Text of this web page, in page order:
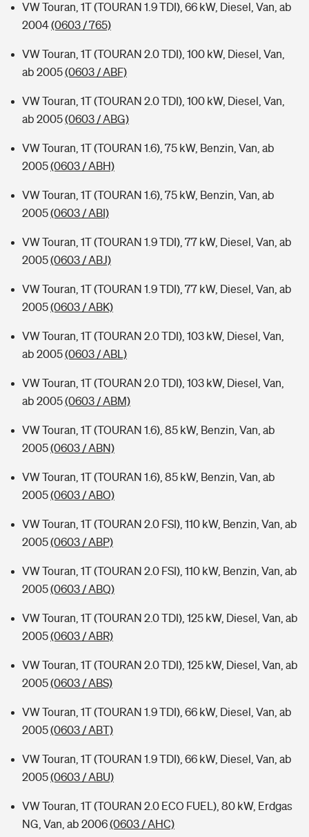
VW Touran, 1T (TOURAN 1.9 TDI), 66 kW, Diesel, Van, ab
2004(0603 / 765)
VW Touran, 1T (TOURAN 2.0 TDI), 100 kW, Diesel, Van,
ab 2005(0603 / ABF)
VW Touran, 1T (TOURAN 2.0 TDI), 100 kW, Diesel, Van,
ab 2005(0603 / ABG)
VW Touran, 1T (TOURAN 1.6), 75 kW, Benzin, Van, ab
2005(0603 / ABH)
VW Touran, 1T (TOURAN 1.6), 75 kW, Benzin, Van, ab
2005(0603 / ABI)
VW Touran, 1T (TOURAN 1.9 TDI), 77 kW, Diesel, Van, ab
2005(0603 / ABJ)
VW Touran, 1T (TOURAN 1.9 TDI), 77 kW, Diesel, Van, ab
2005(0603 / ABK)
VW Touran, 1T (TOURAN 2.0 TDI), 103 kW, Diesel, Van,
ab 2005(0603 / ABL)
VW Touran, 1T (TOURAN 2.0 TDI), 103 kW, Diesel, Van,
ab 2005(0603 / ABM)
VW Touran, 1T (TOURAN 1.6), 85 kW, Benzin, Van, ab
2005(0603 / ABN)
VW Touran, 1T (TOURAN 1.6), 85 kW, Benzin, Van, ab
2005(0603 / ABO)
VW Touran, 1T (TOURAN 2.0 FSI), 110 kW, Benzin, Van, ab
2005(0603 / ABP)
VW Touran, 1T (TOURAN 2.0 FSI), 110 kW, Benzin, Van, ab
2005(0603 / ABQ)
VW Touran, 1T (TOURAN 2.0 TDI), 125 kW, Diesel, Van, ab
2005(0603 / ABR)
VW Touran, 1T (TOURAN 2.0 TDI), 125 kW, Diesel, Van, ab
2005(0603 / ABS)
VW Touran, 1T (TOURAN 1.9 TDI), 66 kW, Diesel, Van, ab
2005(0603 / ABT)
VW Touran, 1T (TOURAN 1.9 TDI), 66 kW, Diesel, Van, ab
2005(0603 / ABU)
VW Touran, 1T (TOURAN 2.0 ECO FUEL), 80 kW, Erdgas
NG, Van, ab 2006(0603 / AHC)